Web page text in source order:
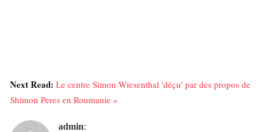
Next Read: Le centre Simon Wiesenthal 'déçu' par des propos de
Shimon Peres en Roumanie »
admin: